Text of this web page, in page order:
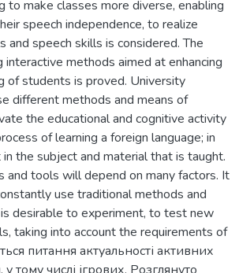
to make classes more diverse, enabling
speech independence, to realize
and speech skills is considered. The
interactive methods aimed at enhancing
of students is proved. University
different methods and means of
the educational and cognitive activity
of learning a foreign language; in
the subject and material that is taught.
and tools will depend on many factors. It
use traditional methods and
desirable to experiment, to test new
taking into account the requirements of
питання актуальності активних